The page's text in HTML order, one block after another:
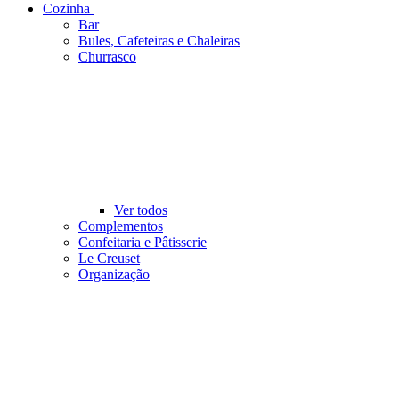
Cozinha
Bar
Bules, Cafeteiras e Chaleiras
Churrasco
Ver todos
Complementos
Confeitaria e Pâtisserie
Le Creuset
Organização